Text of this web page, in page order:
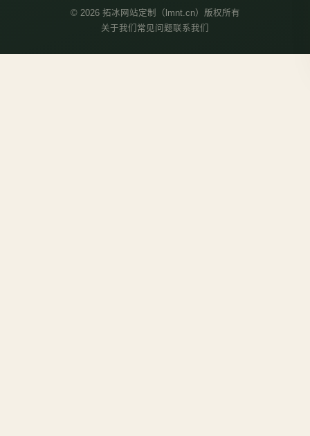
© 2026 拓冰网站定制（lmnt.cn）版权所有
关于我们 常见问题联系我们